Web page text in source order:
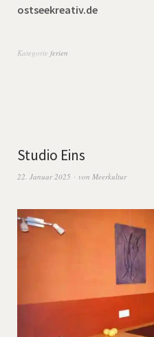
ostseekreativ.de
Kategorie ferien
Studio Eins
22. Januar 2025 von Meerkultur